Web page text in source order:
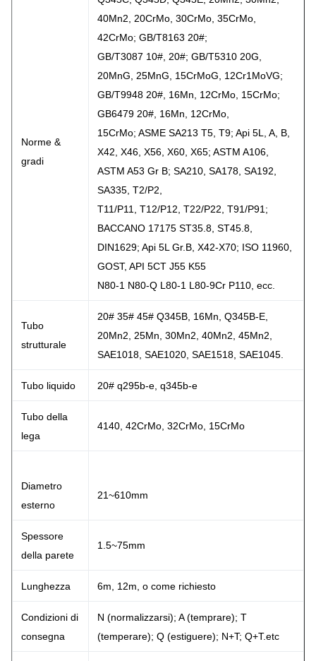
Norme &
gradi
40Mn2, 20CrMo, 30CrMo, 35CrMo,
42CrMo; GB/T8163 20#;
GB/T3087 10#, 20#; GB/T5310 20G,
20MnG, 25MnG, 15CrMoG, 12Cr1MoVG;
GB/T9948 20#, 16Mn, 12CrMo, 15CrMo;
GB6479 20#, 16Mn, 12CrMo,
15CrMo; ASME SA213 T5, T9; Api 5L, A, B,
X42, X46, X56, X60, X65; ASTM A106,
ASTM A53 Gr B; SA210, SA178, SA192,
SA335, T2/P2,
T11/P11, T12/P12, T22/P22, T91/P91;
BACCANO 17175 ST35.8, ST45.8,
DIN1629; Api 5L Gr.B, X42-X70; ISO 11960,
GOST, API 5CT J55 K55
N80-1 N80-Q L80-1 L80-9Cr P110, ecc.
Tubo
strutturale
20# 35# 45# Q345B, 16Mn, Q345B-E,
20Mn2, 25Mn, 30Mn2, 40Mn2, 45Mn2,
SAE1018, SAE1020, SAE1518, SAE1045.
Tubo liquido 20# q295b-e, q345b-e
Tubo della
lega
4140, 42CrMo, 32CrMo, 15CrMo
Diametro
esterno
21~610mm
Spessore
della parete
1.5~75mm
Lunghezza 6m, 12m, o come richiesto
Condizioni di
consegna
N (normalizzarsi); A (temprare); T
(temperare); Q (estiguere); N+T; Q+T.etc